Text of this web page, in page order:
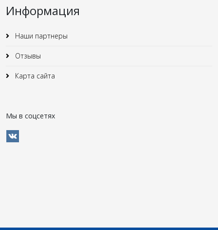
Информация
Наши партнеры
Отзывы
Карта сайта
Мы в соцсетях